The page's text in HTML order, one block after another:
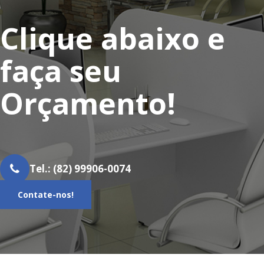
Clique abaixo e
faça seu
Orçamento!
Tel.: (82) 99906-0074
Contate-nos!